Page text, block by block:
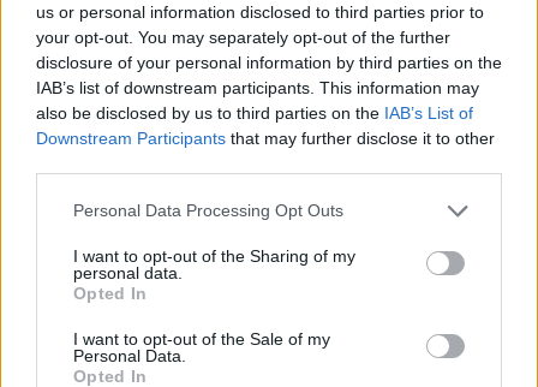
us or personal information disclosed to third parties prior to
your opt-out. You may separately opt-out of the further
disclosure of your personal information by third parties on the
IAB’s list of downstream participants. This information may
also be disclosed by us to third parties on the IAB’s List of
Downstream Participants that may further disclose it to other
Personal Data Processing Opt Outs
I want to opt-out of the Sharing of my
personal data.
Opted In
I want to opt-out of the Sale of my
Personal Data.
Opted In
Sorodno
Več iz kategorije Družba
Zavod4 in Zavod za turizem Šaleške
Na Koroško prihaja avtomobilski
na progah in atraktivni Car Meet
8. avgust 2026